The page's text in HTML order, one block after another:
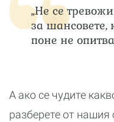
„Не се
за шансовете,
поне не
А ако се чудите
разберете от нашия